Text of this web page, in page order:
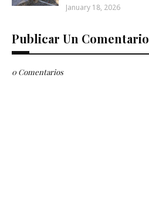
January 18, 2026
Publicar Un Comentario
0 Comentarios